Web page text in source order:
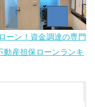
ーン！資金調達の専門
動産担保ローンランキ